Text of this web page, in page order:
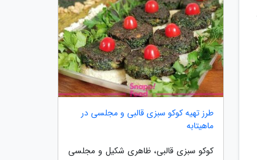
طرز تهیه کوکو سبزی قالبی و مجلسی در
ماهیتابه
کوکو سبزی قالبی، ظاهری شکیل و مجلسی